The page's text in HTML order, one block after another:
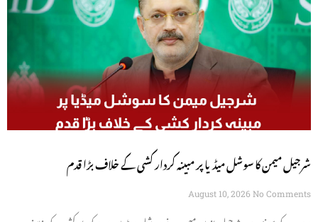
شرجیل میمن کا سوشل میڈیا پر مبینہ کردار کشی کے خلاف بڑا قدم
August 10, 2026 No Comments